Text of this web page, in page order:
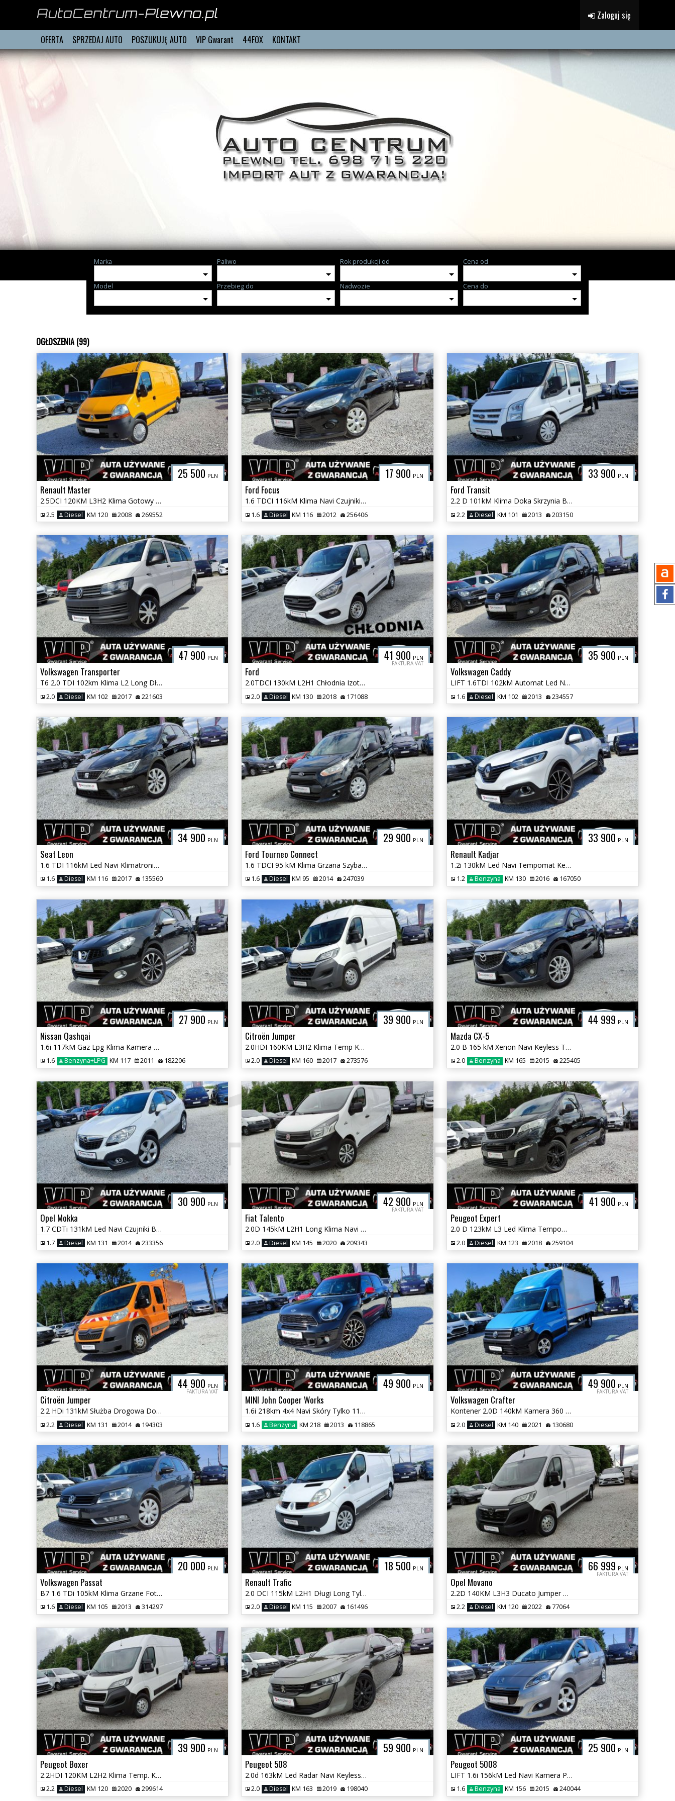
Zaloguj się
OFERTA SPRZEDAJ AUTO POSZUKUJĘ AUTO VIP Gwarant 44FOX KONTAKT
Marka Paliwo Rok produkcji od Cena od
Model Przebieg do Nadwozie Cena do
OGŁOSZENIA (99)
25 500 PLN
Renault Master
2.5DCI 120KM L3H2 Klima Gotowy Do Pracy Super Stan GWARANCJA
2.5 Diesel KM 120 2008 269552
17 900 PLN
Ford Focus
1.6 TDCI 116kM Klima Navi Czujniki Serwis Super Stan GWARANCJA
1.6 Diesel KM 116 2012 256406
33 900 PLN
Ford Transit
2.2 D 101kM Klima Doka Skrzynia Brygadówka Dubel Kabina 6 osób
2.2 Diesel KM 101 2013 203150
47 900 PLN
Volkswagen Transporter
T6 2.0 TDI 102km Klima L2 Long Długi Brygadówka Dubel Kabina GWARANCJA
2.0 Diesel KM 102 2017 221603
41 900 PLN
FAKTURA VAT
Ford
2.0TDCI 130kM L2H1 Chłodnia Izoterma Led Temp. Grzana Szyba GWARANCJA
2.0 Diesel KM 130 2018 171088
35 900 PLN
Volkswagen Caddy
LIFT 1.6TDI 102kM Automat Led Navi Climatronic Jak Nowy Po Serwisie
1.6 Diesel KM 102 2013 234557
34 900 PLN
Seat Leon
1.6 TDI 116kM Led Navi Klimatronik Temp. Tylko 135 tyś km GWARANCJA
1.6 Diesel KM 116 2017 135560
29 900 PLN
Ford Tourneo Connect
1.6 TDCI 95 kM Klima Grzana Szyba Przód Czujniki Schowki Gwarancja
1.6 Diesel KM 95 2014 247039
33 900 PLN
Renault Kadjar
1.2i 130kM Led Navi Tempomat Keyless Czujniki Super Stan GWARANCJA
1.2 Benzyna KM 130 2016 167050
27 900 PLN
Nissan Qashqai
1.6i 117kM Gaz Lpg Klima Kamera Panorama Navi Temp. Isofix GWARANCJA
1.6 Benzyna+LPG KM 117 2011 182206
39 900 PLN
Citroën Jumper
2.0HDI 160KM L3H2 Klima Temp Kamera Navi Hak Boxer Ducato GWARANCJA
2.0 Diesel KM 160 2017 273576
44 999 PLN
Mazda CX-5
2.0 B 165 kM Xenon Navi Keyless Tempomat Asystent Pasa Bose GWARANCJA
2.0 Benzyna KM 165 2015 225405
30 900 PLN
Opel Mokka
1.7 CDTi 131kM Led Navi Czujniki Biała Perła Jak Nowa Serwis GWARANCJA
1.7 Diesel KM 131 2014 233356
42 900 PLN
FAKTURA VAT
Fiat Talento
2.0D 145kM L2H1 Long Klima Navi Tempomat Hak Serwis Fv Vat Gwarancja
2.0 Diesel KM 145 2020 209343
41 900 PLN
Peugeot Expert
2.0 D 123kM L3 Led Klima Tempomat Hak Serwis Long GWARANCJA
2.0 Diesel KM 123 2018 259104
44 900 PLN
FAKTURA VAT
Citroën Jumper
2.2 HDi 131kM Służba Drogowa Doka 7osób Maxi Koła 16 Hak-3000kg Fv Vat
2.2 Diesel KM 131 2014 194303
49 900 PLN
MINI John Cooper Works
1.6i 218km 4x4 Navi Skóry Tylko 118 tyś km GWARANCJA 12 m-c w cenie
1.6 Benzyna KM 218 2013 118865
49 900 PLN
FAKTURA VAT
Volkswagen Crafter
Kontener 2.0D 140kM Kamera 360 GWARANCJA
2.0 Diesel KM 140 2021 130680
20 000 PLN
Volkswagen Passat
B7 1.6 TDi 105kM Klima Grzane Fotele Czujniki Serwis GWARANCJA
1.6 Diesel KM 105 2013 314297
18 500 PLN
Renault Trafic
2.0 DCI 115kM L2H1 Długi Long Tylko 160 tyś km Elektryka Hak GWARANCJA
2.0 Diesel KM 115 2007 161496
66 999 PLN
FAKTURA VAT
Opel Movano
2.2D 140KM L3H3 Ducato Jumper Boxer Tylko 74 tyś km FV GWARANCJA!!
2.2 Diesel KM 120 2022 77064
39 900 PLN
Peugeot Boxer
2.2HDI 120KM L2H2 Klima Temp. Kamera Navi Super Stan GWARANCJA
2.2 Diesel KM 120 2020 299614
59 900 PLN
Peugeot 508
2.0d 163kM Led Radar Navi Keyless Kamera Virtual Super Stan GWARANCJA!
2.0 Diesel KM 163 2019 198040
25 900 PLN
Peugeot 5008
LIFT 1.6i 156kM Led Navi Kamera Panorama 7 Osób Super Stan GWARANCJA
1.6 Benzyna KM 156 2015 240044